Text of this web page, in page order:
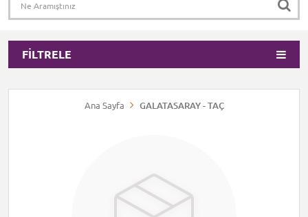
FILTRELE
Ana Sayfa GALATASARAY - TAÇ